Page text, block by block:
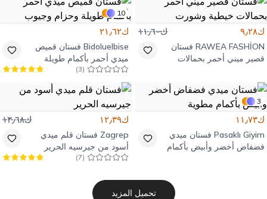
ك٩٫٢٨ ك١١٫٦٠
RAWEA FASHİON فستان
قصير ميني أحمر بحمالات
10
ك٢١٫٦٢
Bidoluelbise فستان قميص
ميدي أحمر بأكمام طويلة
وحزام وجيوب
(
3
)
3
ك١١٫٧٣
Pasaklı Giyim فستان ميدي
فضفاض أخضر وأبيض بأكمام
ك١٢٫٣٩ ك١٣٫٦٨
Zagrep فستان قلم ميدي
أسود من جيرسيه الحرير
(
7
)
تحميل المزيد